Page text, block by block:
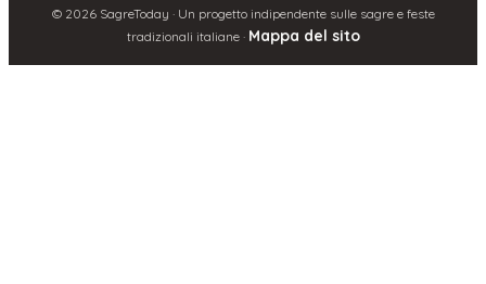
© 2026SagreToday · Un progetto indipendente sulle sagre e feste
tradizionali italiane · Mappa del sito